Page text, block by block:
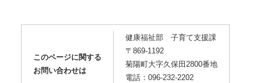
このページに関する
お問い合わせは
健康福祉部 子育て支援課
〒869-1192
菊陽町大字久保田2800番地
電話：096-232-2202